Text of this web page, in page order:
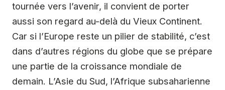
tournée vers l’avenir, il convient de porter
aussi son regard au-delà du Vieux Continent.
Car si l’Europe reste un pilier de stabilité, c’est
dans d’autres régions du globe que se prépare
une partie de la croissance mondiale de
demain. L’Asie du Sud, l’Afrique subsaharienne